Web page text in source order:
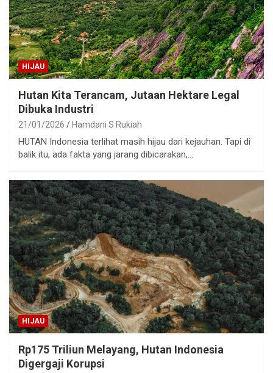
HIJAU
Hutan Kita Terancam, Jutaan Hektare Legal
Dibuka Industri
21/01/2026 Hamdani S Rukiah
HUTAN Indonesia terlihat masih hijau dari kejauhan. Tapi di
balik itu, ada fakta yang jarang dibicarakan,…
HIJAU
Rp175 Triliun Melayang, Hutan Indonesia
Digergaji Korupsi